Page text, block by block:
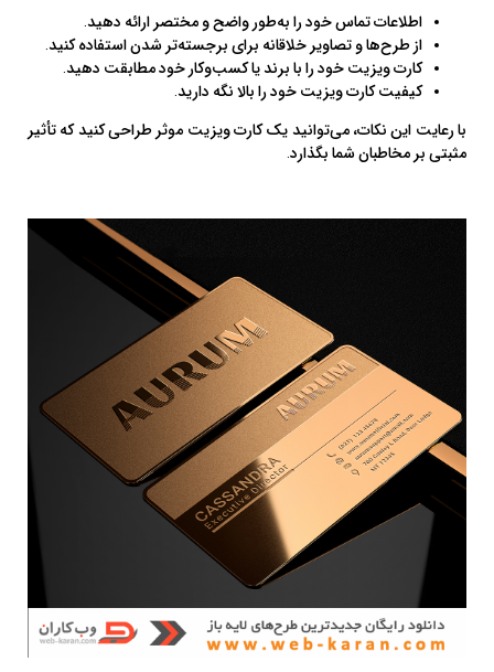
اطلاعات تماس خود را به‌طور واضح و مختصر ارائه دهید.
از طرح‌ها و تصاویر خلاقانه برای برجسته‌تر شدن استفاده کنید.
کارت ویزیت خود را با برند یا کسب‌وکار خود مطابقت دهید.
کیفیت کارت ویزیت خود را بالا نگه دارید.
با رعایت این نکات، می‌توانید یک کارت ویزیت موثر طراحی کنید که تأثیر
مثبتی بر مخاطبان شما بگذارد.